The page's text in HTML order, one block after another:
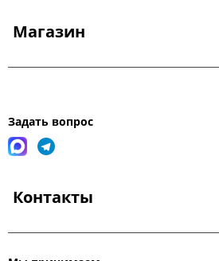
Магазин
Задать вопрос
Контакты